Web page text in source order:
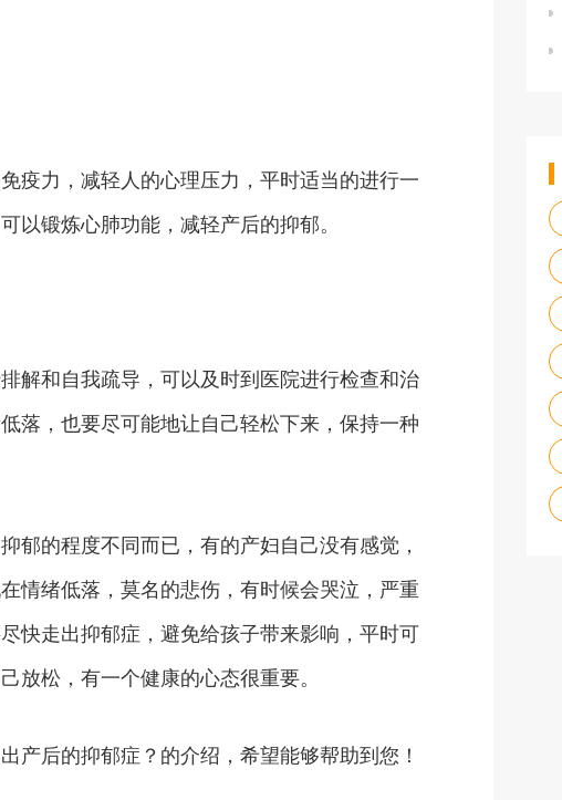
疫力，减轻人的心理压力，平时适当的进行一
以锻炼心肺功能，减轻产后的抑郁。
和自我疏导，可以及时到医院进行检查和治
落，也要尽可能地让自己轻松下来，保持一种
的程度不同而已，有的产妇自己没有感觉，
情绪低落，莫名的悲伤，有时候会哭泣，严重
快走出抑郁症，避免给孩子带来影响，平时可
放松，有一个健康的心态很重要。
产后的抑郁症？的介绍，希望能够帮助到您！